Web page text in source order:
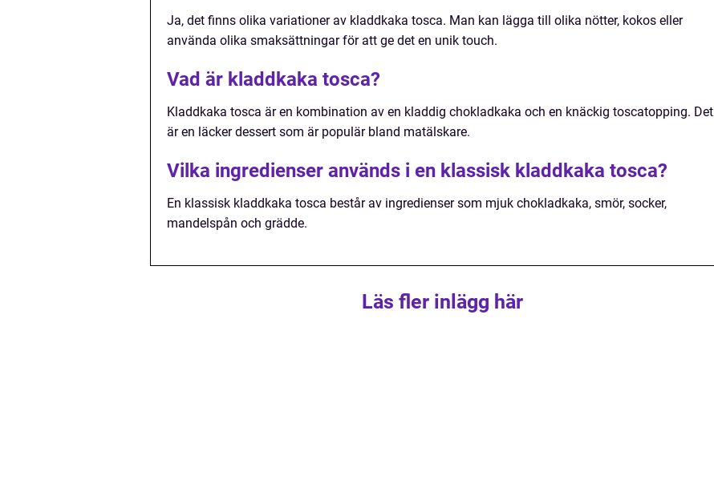
Ja, det finns olika variationer av kladdkaka tosca. Man kan lägga till olika nötter, kokos eller
använda olika smaksättningar för att ge det en unik touch.
Vad är kladdkaka tosca?
Kladdkaka tosca är en kombination av en kladdig chokladkaka och en knäckig toscatopping. Det
är en läcker dessert som är populär bland matälskare.
Vilka ingredienser används i en klassisk kladdkaka tosca?
En klassisk kladdkaka tosca består av ingredienser som mjuk chokladkaka, smör, socker,
mandelspån och grädde.
Läs fler inlägg här